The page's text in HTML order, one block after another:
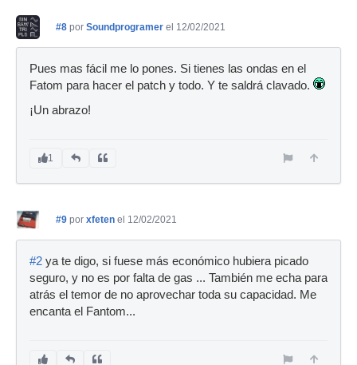
#8 por Soundprogramer el 12/02/2021
Pues mas fácil me lo pones. Si tienes las ondas en el
Fatom para hacer el patch y todo. Y te saldrá clavado.
¡Un abrazo!
1
#9 por xfeten el 12/02/2021
#2 ya te digo, si fuese más económico hubiera picado
seguro, y no es por falta de gas ... También me echa para
atrás el temor de no aprovechar toda su capacidad. Me
encanta el Fantom...